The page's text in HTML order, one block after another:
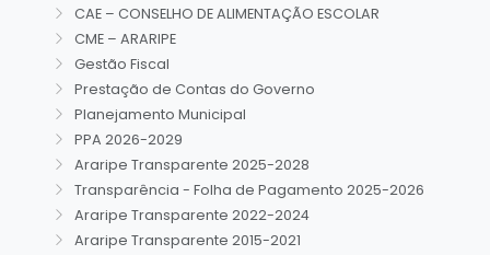
CAE – CONSELHO DE ALIMENTAÇÃO ESCOLAR
CME – ARARIPE
Gestão Fiscal
Prestação de Contas do Governo
Planejamento Municipal
PPA 2026-2029
Araripe Transparente 2025-2028
Transparência - Folha de Pagamento 2025-2026
Araripe Transparente 2022-2024
Araripe Transparente 2015-2021